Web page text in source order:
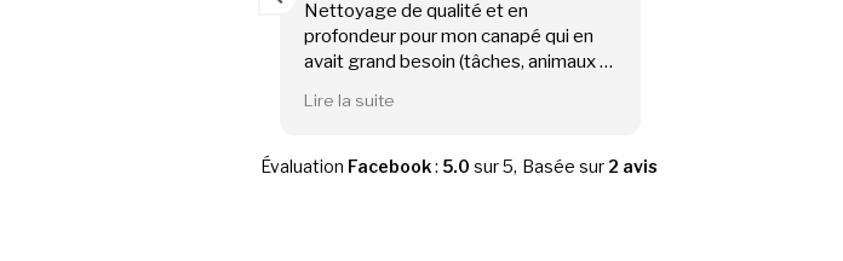
Nettoyage de qualité et en
profondeur pour mon canapé qui en
avait grand besoin (tâches, animaux ...)
doigts de le jeter.
Lire la suite
Évaluation Facebook: 5.0 sur 5, Basée sur 2 avis